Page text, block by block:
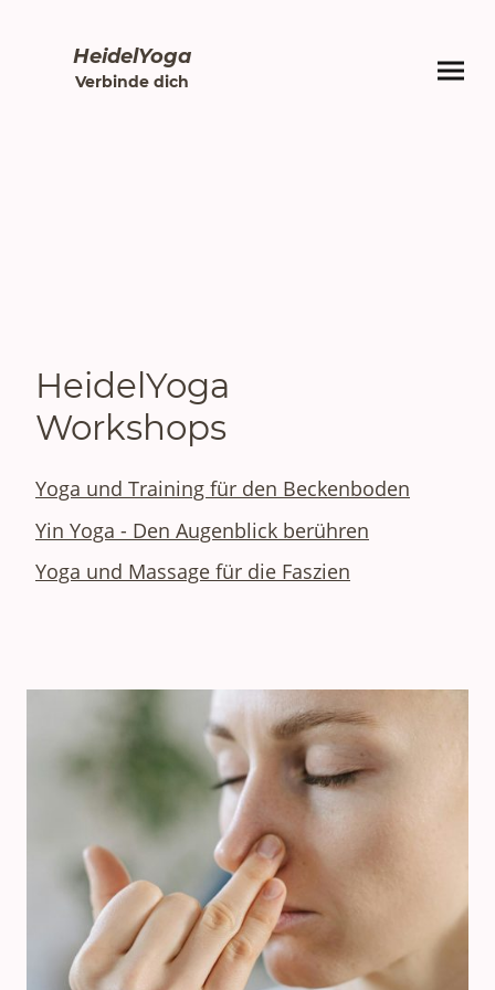
HeidelYoga
Verbinde dich
HeidelYoga
Workshops
Yoga und Training für den Beckenboden
Yin Yoga - Den Augenblick berühren
Yoga und Massage für die Faszien